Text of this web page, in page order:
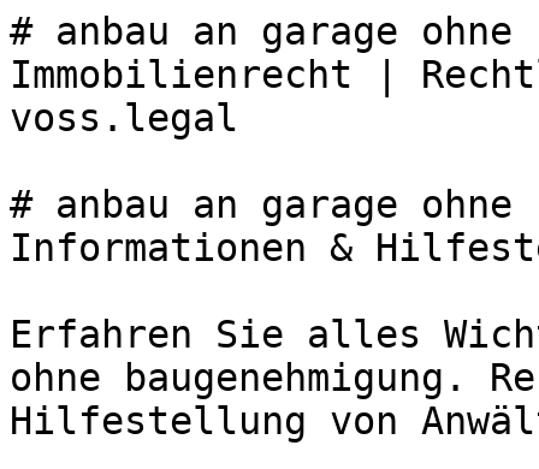
# anbau an garage ohne
Immobilienrecht |
voss.legal
# anbau an garage
Informationen &
Erfahren Sie alles
ohne baugenehmigung.
Hilfestellung von